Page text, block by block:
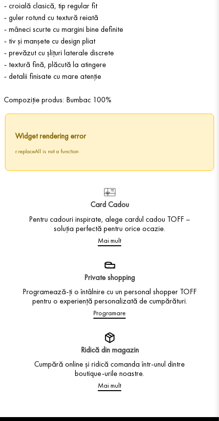
- croială clasică, tip regular fit
- guler rotund cu textură reiată
- mâneci scurte cu margini bine definite
- tiv și manșete cu design pliat
- prevăzut cu șlițuri laterale discrete
- textură fină, plăcută la atingere
- detalii finisate cu mare atenție
Compoziție produs: Bumbac 100%
Widget rendering error
r.replaceAll is not a function
Card Cadou
Pentru cadouri inspirate, alege cardul cadou TOFF –
soluția perfectă pentru orice ocazie.
Mai mult
Private shopping
Programează-ți o întâlnire cu un personal shopper TOFF
pentru o experiență personalizată de cumpărături.
Programare
Ridică din magazin
Cumpără online și ridică comanda într-unul dintre
boutique-urile noastre.
Mai mult